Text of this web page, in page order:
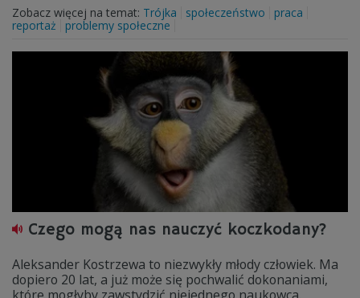
Zobacz więcej na temat: Trójka społeczeństwo
praca
reportaż
problemy społeczne
Czego mogą nas nauczyć koczkodany?
Aleksander Kostrzewa to niezwykły młody człowiek. Ma
dopiero 20 lat, a już może się pochwalić dokonaniami,